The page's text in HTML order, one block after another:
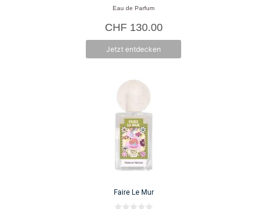
0
v
n
5
Eau de Parfum
CHF130.00
Jetzt entdecken
Faire Le Mur